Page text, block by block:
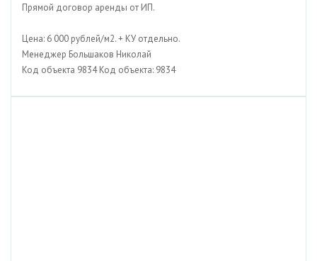
Прямой договор аренды от ИП.
Цена: 6 000 рублей/м2. + КУ отдельно.
Менеджер Большаков Николай
Код объекта 9834 Код объекта: 9834